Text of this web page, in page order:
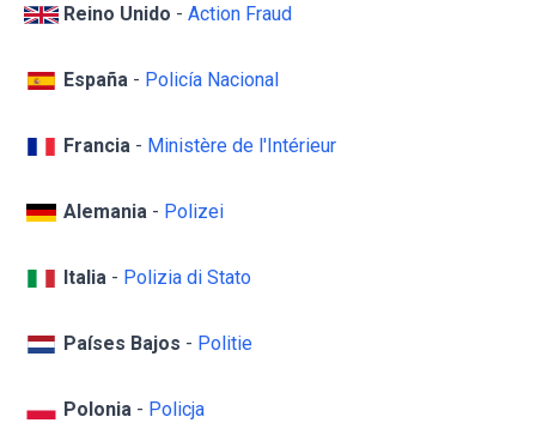
Reino Unido - Action Fraud
España - Policía Nacional
Francia - Ministère de l'Intérieur
Alemania - Polizei
Italia - Polizia di Stato
Países Bajos - Politie
Polonia - Policja